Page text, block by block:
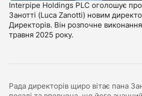
Interpipe Holdings PLC оголошує
Занотті (Luca Zanotti) новим
Директорів. Він розпочне виконання
травня 2025 року.
Рада директорів щиро вітає пана